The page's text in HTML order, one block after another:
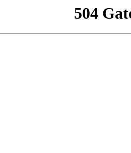
504